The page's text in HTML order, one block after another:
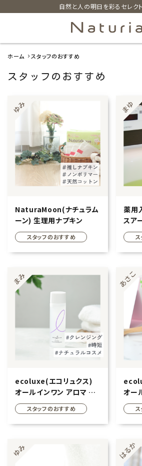
自然と人の明日を彩るセレク
新着商品
カテゴリーから探す
美容・コスメ・香水
日用品雑貨
インナー・下着・ナイトウェア
キッチン用品
ブランド
オリジナルブランド
ナチュラムーン
エコリュクス
ホーム スタッフのおすすめ
スタッフのおすすめ
NaturaMoon(ナチュラム
ーン) 生理用ナプキン
スタッフのおすすめ
薬用
スア
ecoluxe(エコリュクス)
オールインワン アロマ ク
レンジングローション
100ml
スタッフのおすすめ
オー
モイ